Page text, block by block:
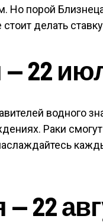
Но порой
делать
— 22
водного
Раки
22